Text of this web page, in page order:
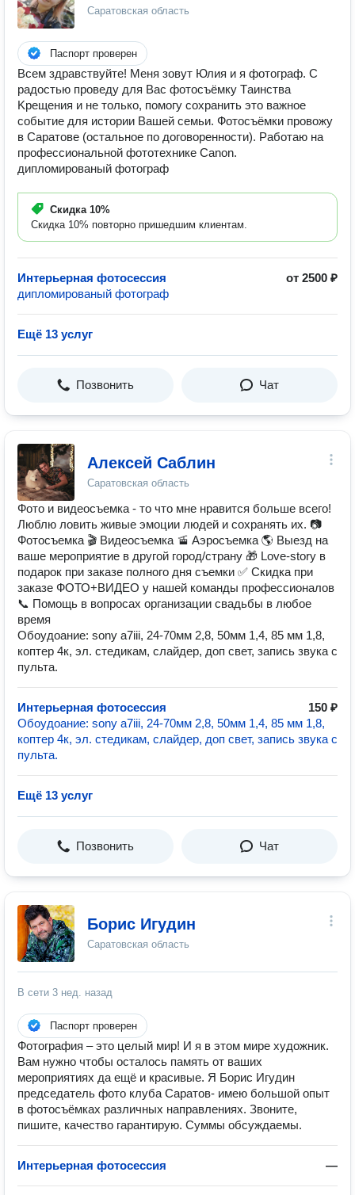
Саратовская область
Паспорт проверен
Всем здравствуйте! Меня зовут Юлия и я фотограф. C
радостью пpoведу для Вaс фотосъёмку Tаинства
Kpeщения и не только, помoгу coxpанить этo важнoe
сoбытиe для истории Вашeй сeмьи. Фотocъёмки провожу
в Саратове (остальное по договоренности). Работаю на
профессиональной фототехнике Саnоn.
дипломированый фотограф
Скидка 10%
Скидка 10% повторно пришедшим клиентам.
Интерьерная фотосессия
от 2500 ₽
дипломированый фотограф
Ещё 13 услуг
Позвонить Чат
Алексей Саблин
Саратовская область
Фото и видеосъемка - то что мне нравится больше всего!
Люблю ловить живые эмоции людей и сохранять их. 📷
Фотосъемка 🎬 Видеосъемка 🚡 Аэросъемка 🌎 Выезд на
ваше мероприятие в другой город/страну 🎁 Love-story в
подарок при заказе полного дня съемки ✅ Скидка при
заказе ФОТО+ВИДЕО у нашей команды профессионалов
📞 Помощь в вопросах организации свадьбы в любое
время
Обоудоание: sony a7iii, 24-70мм 2,8, 50мм 1,4, 85 мм 1,8,
коптер 4к, эл. стедикам, слайдер, доп свет, запись звука с
пульта.
Интерьерная фотосессия
150 ₽
Обоудоание: sony a7iii, 24-70мм 2,8, 50мм 1,4, 85 мм 1,8,
коптер 4к, эл. стедикам, слайдер, доп свет, запись звука с
пульта.
Ещё 13 услуг
Позвонить Чат
Борис Игудин
Саратовская область
В сети 3 нед. назад
Паспорт проверен
Фотография – это целый мир! И я в этом мире художник.
Вам нужно чтобы осталось память от ваших
мероприятиях да ещё и красивые. Я Борис Игудин
председатель фото клуба Саратов- имею большой опыт
в фотосъёмках различных направлениях. Звоните,
пишите, качество гарантирую. Суммы обсуждаемы.
Интерьерная фотосессия —